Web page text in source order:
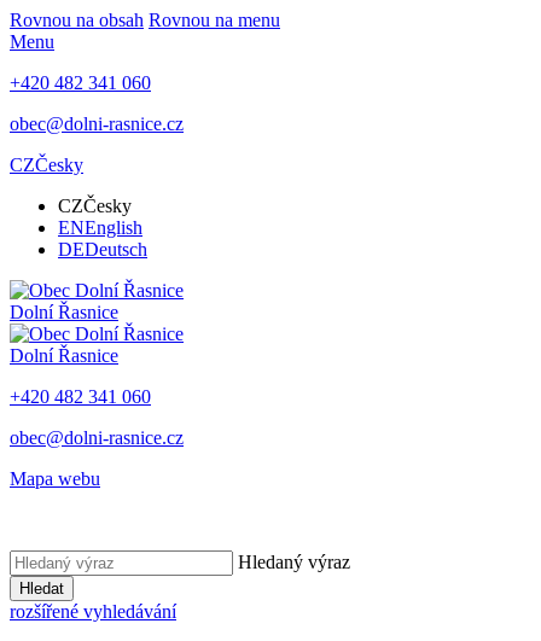
Rovnou na obsah Rovnou na menu
Menu
+420 482 341 060
obec@dolni-rasnice.cz
CZČesky
CZČesky
ENEnglish
DEDeutsch
Dolní Řasnice
Dolní Řasnice
+420 482 341 060
obec@dolni-rasnice.cz
Mapa webu
Hledaný výraz
Hledat
rozšířené vyhledávání